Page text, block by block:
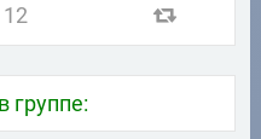
12
группе: